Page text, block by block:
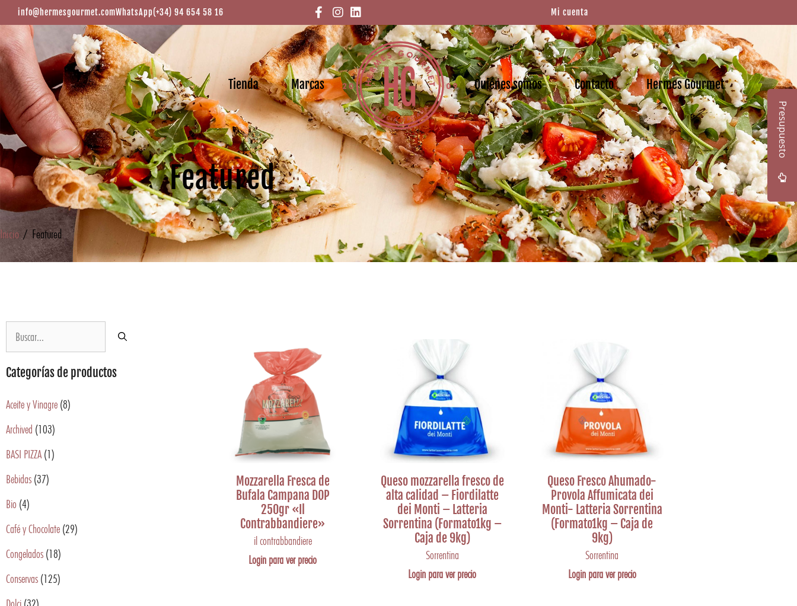
info@hermesgourmet.comWhatsApp(+34) 94 654 58 16 Mi cuenta
Tienda Marcas Quiénes somos Contacto Hermes Gourmet
Featured
Inicio / Featured
Categorías de productos
Aceite y Vinagre (8)
Archived (103)
BASI PIZZA (1)
Bebidas (37)
Bio (4)
Café y Chocolate (29)
Congelados (18)
Conservas (125)
Mozzarella Fresca de
Bufala Campana DOP
250gr «Il
Contrabbandiere»
il contrabbandiere
Login para ver precio
Queso mozzarella fresco de
alta calidad – Fiordilatte
dei Monti – Latteria
Sorrentina (Formato1kg –
Caja de 9kg)
Sorrentina
Login para ver precio
Queso Fresco Ahumado-
Provola Affumicata dei
Monti- Latteria Sorrentina
(Formato1kg – Caja de
9kg)
Sorrentina
Login para ver precio
Presupuesto